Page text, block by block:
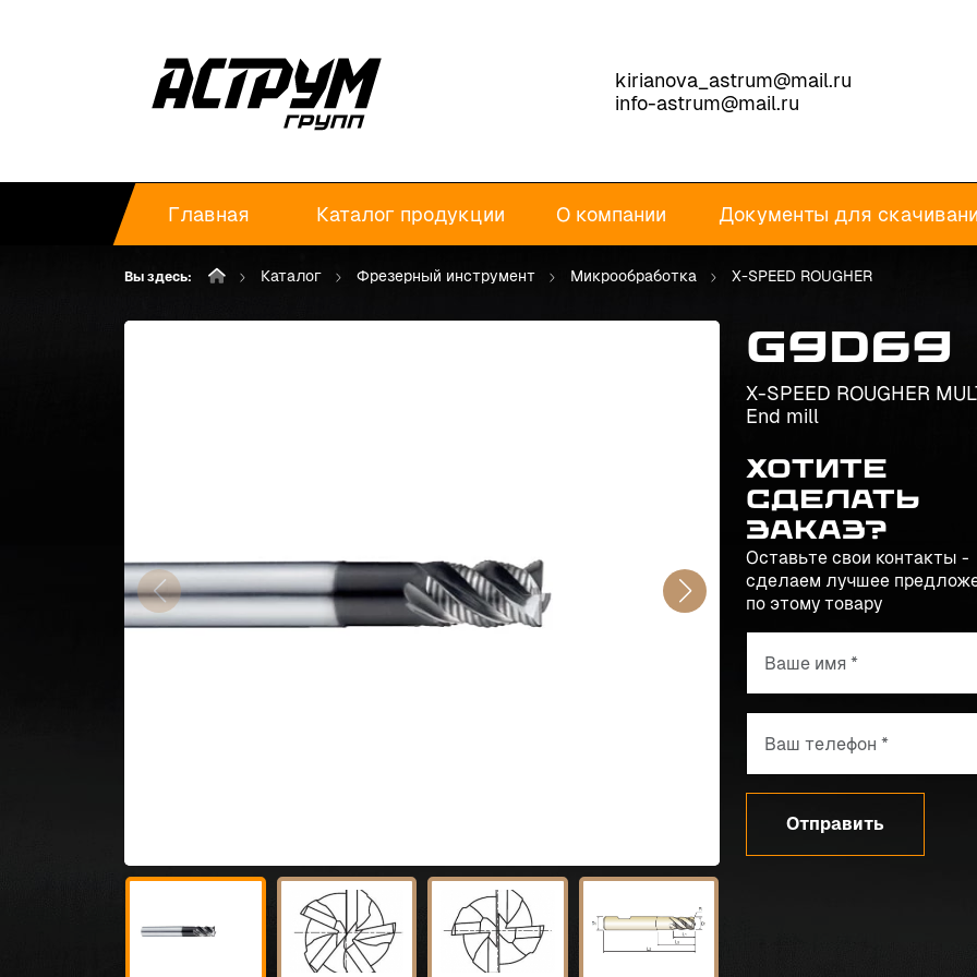
kirianova_astrum@mail.ru
info-astrum@mail.ru
Главная Каталог продукции О компании Документы для
Вы здесь: Каталог Фрезерный инструмент Микрообработка X-SPEED ROUGHER
G9D69
X-SPEED ROUGHER
End mill
Хотите
сделать
заказ?
Оставьте свои контакты -
сделаем лучшее
по этому товару
Отправить